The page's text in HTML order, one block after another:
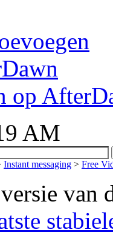
op
AM
Instant messaging > Free
van